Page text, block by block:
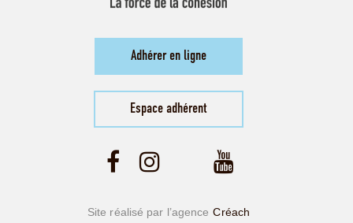
Adhérer en ligne
Espace adhérent
Site réalisé par l’agence Créach